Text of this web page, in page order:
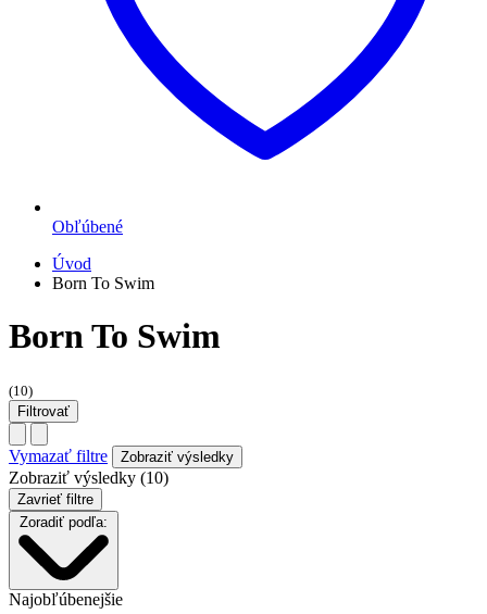
Obľúbené
Úvod
Born To Swim
Born To Swim
(10)
Filtrovať
Vymazať filtre
Zobraziť výsledky (10)
Zavrieť filtre
Zoradiť podľa:
Najobľúbenejšie